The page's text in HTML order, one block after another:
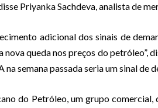
Priyanka Sachdeva, analista de
adicional dos sinais de
nova queda nos preços do petróleo”,
na semana passada seria um sinal de
do Petróleo, um grupo comercial,